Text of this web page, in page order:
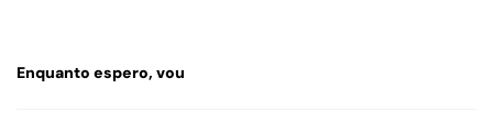
Enquanto espero, vou